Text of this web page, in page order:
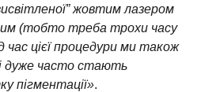
жовтим лазером
(тобто треба трохи часу
час цієї процедури ми також
дуже часто стають
пігментації».